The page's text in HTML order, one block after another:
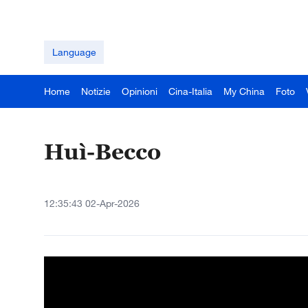
Language
Home Notizie Opinioni Cina-Italia My China Foto
Huì-Becco
12:35:43 02-Apr-2026